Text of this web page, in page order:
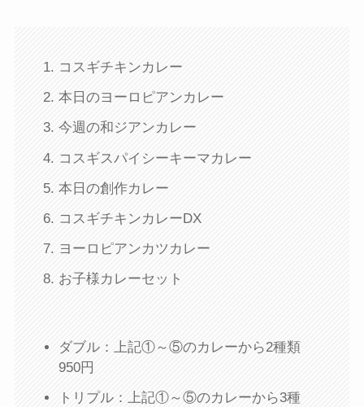
コスギチキンカレー
本日のヨーロピアンカレー
今週の和ジアンカレー
コスギスパイシーキーマカレー
本日の創作カレー
コスギチキンカレーDX
ヨーロピアンカツカレー
お子様カレーセット
ダブル：上記①～⑤のカレーから2種類
950円
トリプル：上記①～⑤のカレーから3種